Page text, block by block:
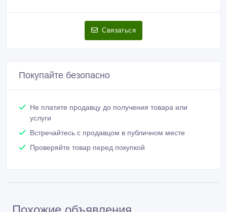
Связаться
Покупайте безопасно
Не платите продавцу до получения товара или
услуги
Встречайтесь с продавцом в публичном месте
Проверяйте товар перед покупкой